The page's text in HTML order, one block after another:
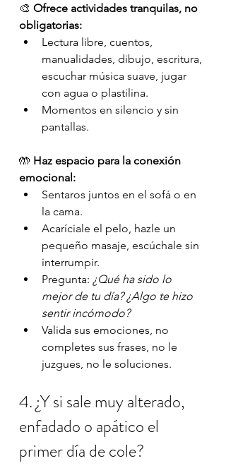
🎨 Ofrece actividades tranquilas, no
obligatorias:
Lectura libre, cuentos,
manualidades, dibujo, escritura,
escuchar música suave, jugar
con agua o plastilina.
Momentos en silencio y sin
pantallas.
🤲 Haz espacio para la conexión
emocional:
Sentaros juntos en el sofá o en
la cama.
Acaríciale el pelo, hazle un
pequeño masaje, escúchale sin
interrumpir.
Pregunta: ¿Qué ha sido lo
mejor de tu día? ¿Algo te hizo
sentir incómodo?
Valida sus emociones, no
completes sus frases, no le
juzgues, no le soluciones.
4. ¿Y si sale muy alterado,
enfadado o apático el
primer día de cole?